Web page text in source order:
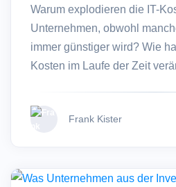
Warum explodieren die IT-
Unternehmen, obwohl
immer günstiger wird? Wie
Kosten im Laufe der Zeit
Frank Kister